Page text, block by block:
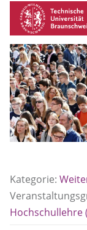
Kategorie:
Hochschullehre